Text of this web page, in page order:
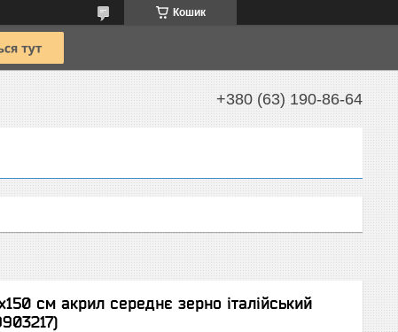
Кошик
+380 (63) 190-86-64
см акрил середнє зерно італійський